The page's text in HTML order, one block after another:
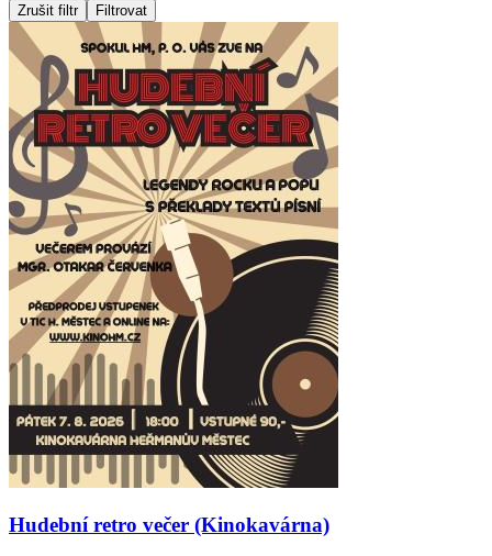
Zrušit filtr Filtrovat
Hudební retro večer (Kinokavárna)